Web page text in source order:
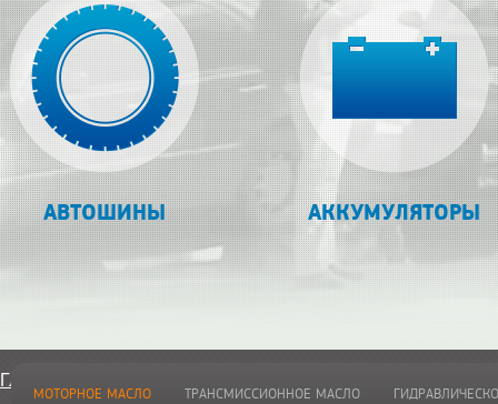
АВТОШИНЫ АККУМУЛЯТОРЫ
Главная
МОТОРНОЕ МАСЛО ТРАНСМИССИОННОЕ МАСЛО